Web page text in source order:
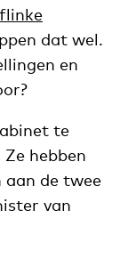
flinke
dat wel.
en
te
hebben
aan de twee
van